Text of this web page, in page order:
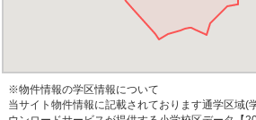
※物件情報の学区情報について
当サイト物件情報に記載されております通学区域(